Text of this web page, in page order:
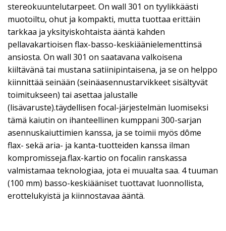
stereokuuntelutarpeet. On wall 301 on tyylikkäästi
muotoiltu, ohut ja kompakti, mutta tuottaa erittäin
tarkkaa ja yksityiskohtaista ääntä kahden
pellavakartioisen flax-basso-keskiäänielementtinsä
ansiosta. On wall 301 on saatavana valkoisena
kiiltävänä tai mustana satiinipintaisena, ja se on helppo
kiinnittää seinään (seinäasennustarvikkeet sisältyvät
toimitukseen) tai asettaa jalustalle
(lisävaruste).täydellisen focal-järjestelmän luomiseksi
tämä kaiutin on ihanteellinen kumppani 300-sarjan
asennuskaiuttimien kanssa, ja se toimii myös dôme
flax- sekä aria- ja kanta-tuotteiden kanssa ilman
kompromisseja.flax-kartio on focalin ranskassa
valmistamaa teknologiaa, jota ei muualta saa. 4 tuuman
(100 mm) basso-keskiääniset tuottavat luonnollista,
erottelukyistä ja kiinnostavaa ääntä.